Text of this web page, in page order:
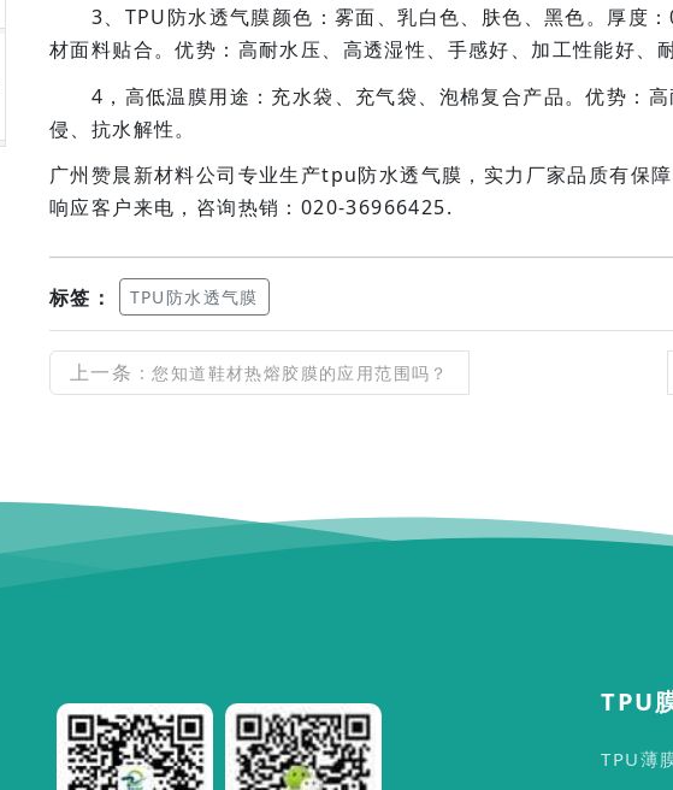
3、TPU防水透气膜颜色：雾面、乳白色、肤色、黑色。厚度
材面料贴合。优势：高耐水压、高透湿性、手感好、加工性能好、
4，高低温膜用途：充水袋、充气袋、泡棉复合产品。优势：高
侵、抗水解性。
广州赞晨新材料公司专业生产tpu防水透气膜，实力厂家品质有保
响应客户来电，咨询热销：020-36966425.
标签： TPU防水透气膜
上一条 : 您知道鞋材热熔胶膜的应用范围吗？
TPU
TPU薄